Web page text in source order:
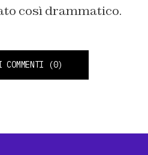
così drammatico.
COMMENTI (0)